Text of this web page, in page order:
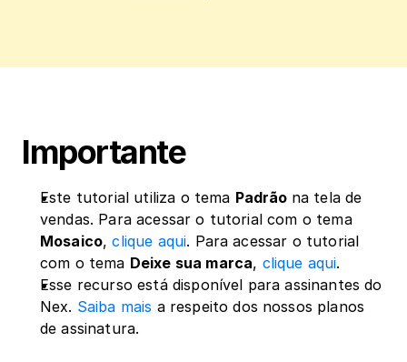
Importante
Este tutorial utiliza o tema Padrão na tela de
vendas. Para acessar o tutorial com o tema
Mosaico, clique aqui. Para acessar o tutorial
com o tema Deixe sua marca, clique aqui.
Esse recurso está disponível para assinantes do
Nex. Saiba mais a respeito dos nossos planos
de assinatura.